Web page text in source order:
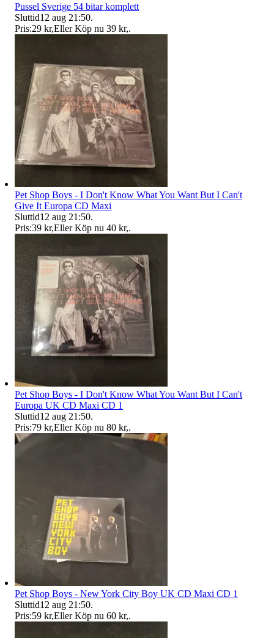
Pussel Sverige 54 bitar komplett
Sluttid12 aug 21:50.
Pris:29 kr,Eller Köp nu 39 kr,.
Pet Shop Boys - I Don't Know What You Want But I Can't
Give It Europa CD Maxi
Sluttid12 aug 21:50.
Pris:39 kr,Eller Köp nu 40 kr,.
Pet Shop Boys - I Don't Know What You Want But I Can't
Europa UK CD Maxi CD 1
Sluttid12 aug 21:50.
Pris:79 kr,Eller Köp nu 80 kr,.
Pet Shop Boys - New York City Boy UK CD Maxi CD 1
Sluttid12 aug 21:50.
Pris:59 kr,Eller Köp nu 60 kr,.